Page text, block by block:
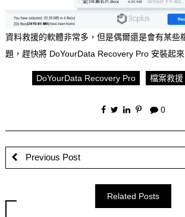
資料救援的軟體非常多，但是偶爾還是會有某些
題，趕快將 DoYourData Recovery Pro 安裝起來
DoYourData Recovery Pro 檔案救援
0
Previous Post
Related Posts